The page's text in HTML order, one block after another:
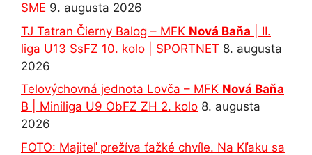
SME 9. augusta 2026
TJ Tatran Čierny Balog – MFK Nová Baňa | II.
liga U13 SsFZ 10. kolo | SPORTNET 8. augusta
2026
Telovýchovná jednota Lovča – MFK Nová Baňa
B | Miniliga U9 ObFZ ZH 2. kolo 8. augusta
2026
FOTO: Majiteľ prežíva ťažké chvíle. Na Kľaku sa